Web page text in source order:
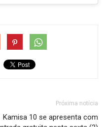
Próxima notícia
Kamisa 10 se apresenta com